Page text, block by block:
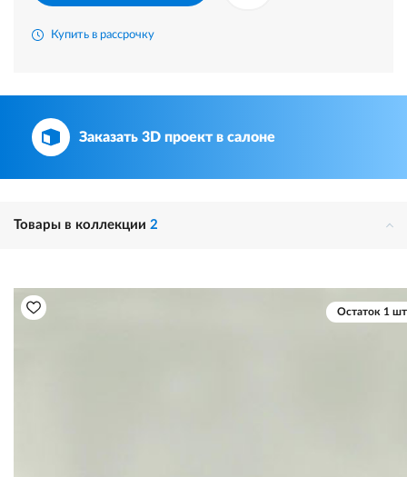
Купить в рассрочку
Заказать 3D проект в салоне
Товары в коллекции 2
Остаток 1 шт